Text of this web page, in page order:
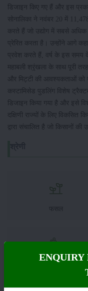
डिजाइन किए गए हैं और इस
सोनालिका ने नवंबर 20 में
करते हैं जो उद्योग में सबसे अधिक
प्रेरित करता है। उन्होंने आगे
प्रवेश करते हैं, वर्ष के इस समय
महाबली श्रृंखला के साथ पूरी
और मिट्टी की आवश्यकताओं को
कस्टामिसेड पुडलिंग विशेष
डिजाइन किया गया है और इसे
दक्षिणी राज्यों के लिए विकसित
द्वारा संचालित है जो किसानों
फसल
कीटनाशक
ENQUIRY